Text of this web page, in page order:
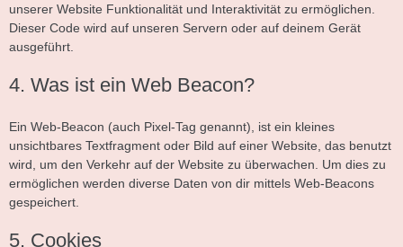
unserer Website Funktionalität und Interaktivität zu ermöglichen.
Dieser Code wird auf unseren Servern oder auf deinem Gerät
ausgeführt.
4. Was ist ein Web Beacon?
Ein Web-Beacon (auch Pixel-Tag genannt), ist ein kleines
unsichtbares Textfragment oder Bild auf einer Website, das benutzt
wird, um den Verkehr auf der Website zu überwachen. Um dies zu
ermöglichen werden diverse Daten von dir mittels Web-Beacons
gespeichert.
5. Cookies